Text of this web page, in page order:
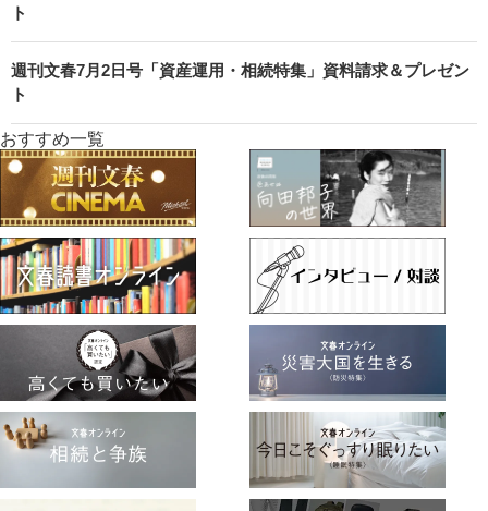
ト
週刊文春7月2日号「資産運用・相続特集」資料請求＆プレゼン
ト
おすすめ一覧